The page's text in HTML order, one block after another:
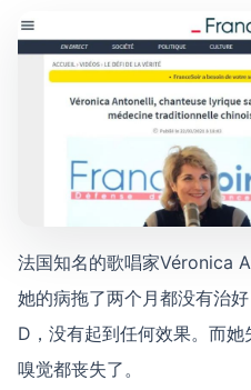
法国知名的歌唱家Véronica
她的病拖了两个月都没有治
D，没有起到任何效果。而
嗅觉都丧失了。